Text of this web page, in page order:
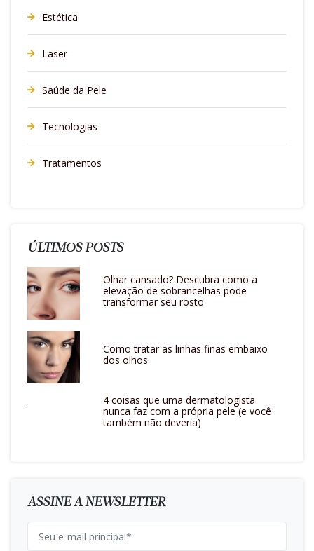
Estética
Laser
Saúde da Pele
Tecnologias
Tratamentos
ÚLTIMOS POSTS
Olhar cansado? Descubra como a
elevação de sobrancelhas pode
transformar seu rosto
Como tratar as linhas finas embaixo
dos olhos
4 coisas que uma dermatologista
nunca faz com a própria pele (e você
também não deveria)
ASSINE A NEWSLETTER